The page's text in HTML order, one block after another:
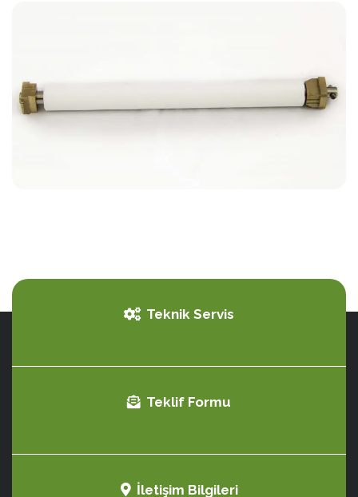
Teknik Servis
Teklif Formu
İletişim Bilgileri